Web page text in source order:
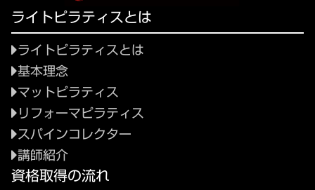
ライトピラティスとは
ライトピラティスとは
基本理念
マットピラティス
リフォーマピラティス
スパインコレクター
講師紹介
資格取得の流れ